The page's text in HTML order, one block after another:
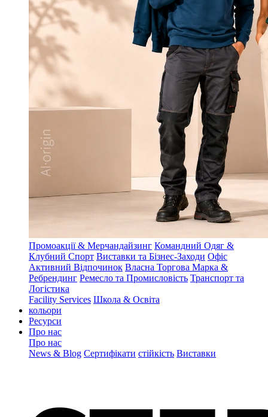
Промоакції & Мерчандайзинг Командний Одяг &
Клубний Спорт Виставки та Бізнес-Заходи Офіс
Активний Відпочинок Власна Торгова Марка &
Ребрендинг Ремесло та Промисловість Транспорт та
Логістика
Facility Services Школа & Освіта
кольори
Ресурси
Про нас
Про нас
News & Blog Сертифікати стійкість Виставки